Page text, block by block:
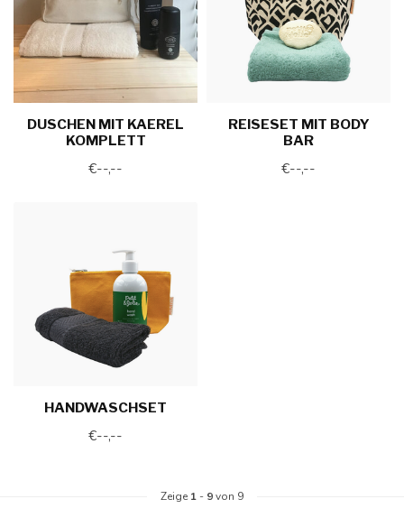
DUSCHEN MIT KAEREL
KOMPLETT
€--,--
REISESET MIT BODY
BAR
€--,--
HANDWASCHSET
€--,--
Zeige 1 - 9von 9